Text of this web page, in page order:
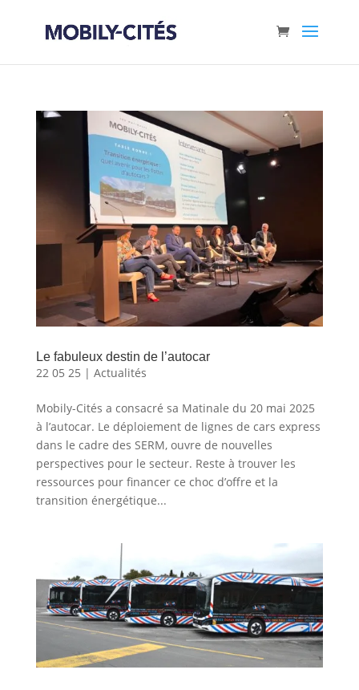
Le fabuleux destin de l’autocar
22 05 25 | Actualités
Mobily-Cités a consacré sa Matinale du 20 mai 2025
à l’autocar. Le déploiement de lignes de cars express
dans le cadre des SERM, ouvre de nouvelles
perspectives pour le secteur. Reste à trouver les
ressources pour financer ce choc d’offre et la
transition énergétique...